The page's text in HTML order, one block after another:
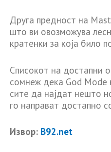
Друга предност на
што ви овозможува
кратенки за која било
Списокот на достапни
сомнеж дека God Mode
сите да најдат нешто
го направат достапно
Извор: B92.net